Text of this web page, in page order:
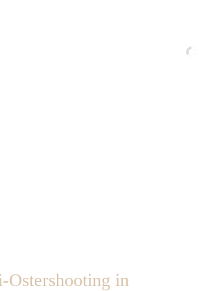
Ostershooting in